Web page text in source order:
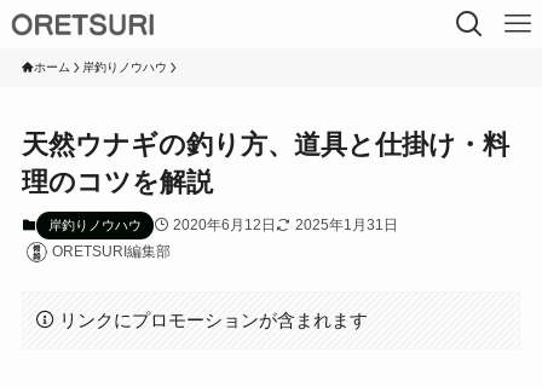
ホーム 岸釣りノウハウ
天然ウナギの釣り方、道具と仕掛け・料
理のコツを解説
岸釣りノウハウ 2020年6月12日
2025年1月31日
ORETSURI編集部
リンクにプロモーションが含まれます